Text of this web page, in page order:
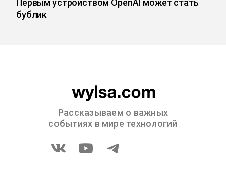
Первым устройством OpenAI может стать
бублик
Рассказываем о важных
событиях в мире технологий